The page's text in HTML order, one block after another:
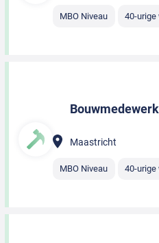
MBO Niveau 40-
Maastricht
MBO Niveau 40-